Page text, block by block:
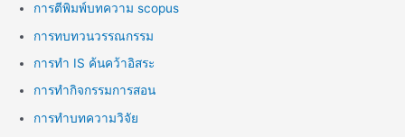
การตีพิมพ์บทความ scopus
การทบทวนวรรณกรรม
การทำ IS ค้นคว้าอิสระ
การทำกิจกรรมการสอน
การทำบทความวิจัย